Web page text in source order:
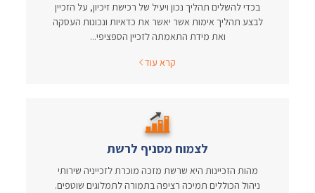
בכדי להשלים תהליך נכון ויעיל של רכישת זיכיון, על הזכיין
לבצע תהליך אימות אשר יאשר את כדאיות ונכונות העסקה
ואת מידת התאמתה לזכיין הספציפי...
קרא עוד
לצמוח מסניף לרשת
מהות הזכיינות היא שרשת מזכה מוכרת לזכייניה שירותי
ניהול הכוללים תמיכה רציפה בתמורה לתמלוגים שוטפים.